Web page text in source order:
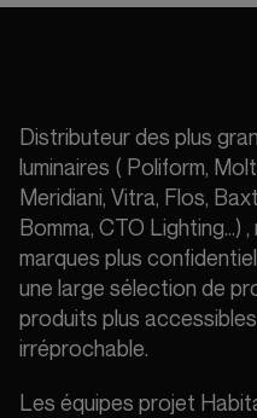
Distributeur des plus
luminaires ( Poliform,
Meridiani, Vitra, Flos,
Bomma, CTO Lighting…)
marques plus
une large sélection de
produits plus
irréprochable.
Les équipes projet